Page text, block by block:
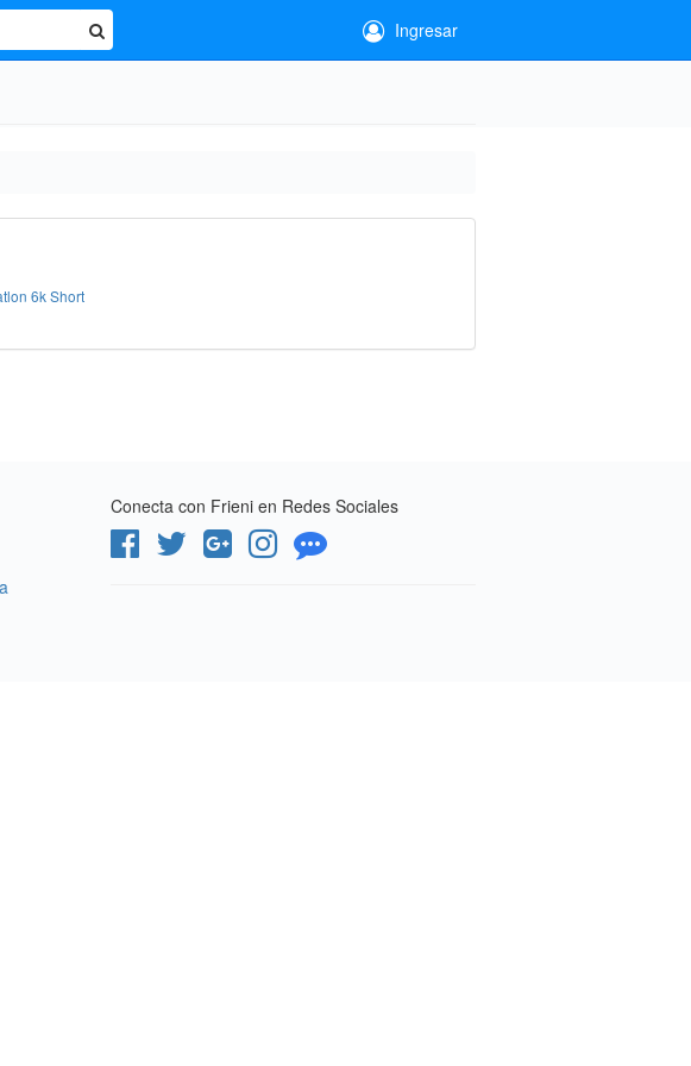
Ingresar
6k Short
Conecta con Frieni en Redes Sociales